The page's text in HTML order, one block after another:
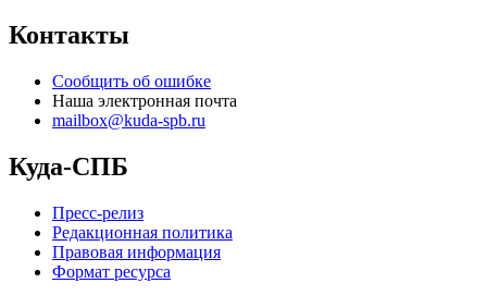
Контакты
Сообщить об ошибке
Наша электронная почта
mailbox@kuda-spb.ru
Куда-СПБ
Пресс-релиз
Редакционная политика
Правовая информация
Формат ресурса